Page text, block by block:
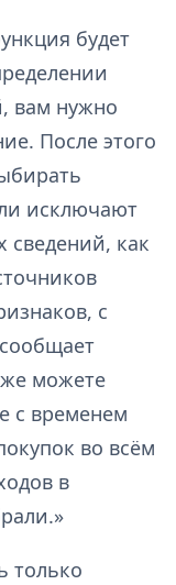
будет
вам нужно
После этого
исключают
сведений, как
с
можете
с временем
во всём
в
только